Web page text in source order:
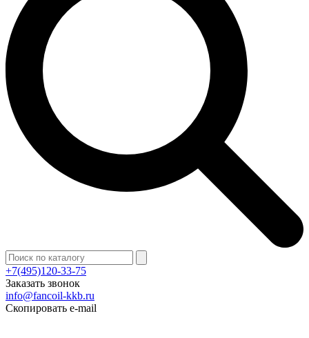
+7(495)120-33-75
Заказать звонок
info@fancoil-kkb.ru
Скопировать e-mail